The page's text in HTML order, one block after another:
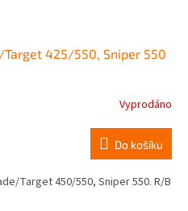
Target 425/550, Sniper 550
Vyprodáno
Do košíku
Target 450/550, Sniper 550. R/B